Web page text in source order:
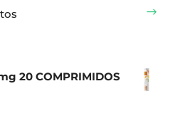
20 COMPRIMIDOS